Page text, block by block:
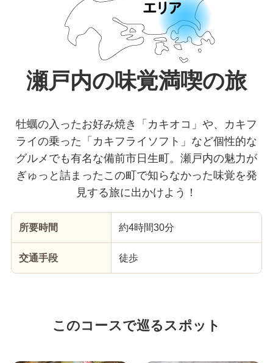
瀬戸内の味覚満喫の旅
牡蠣の入ったお好み焼き「カキオコ」や、カキフ
ライの乗った「カキフライソフト」など個性的な
グルメでも有名な備前市日生町。瀬戸内の魅力が
ぎゅっと詰まったこの町で知らなかった味覚を発
見する旅に出かけよう！
所要時間 約4時間30分
交通手段 徒歩
このコースで巡るスポット